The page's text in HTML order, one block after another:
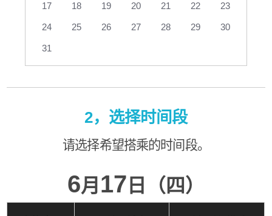
17 18 19 20 21 22 23
24 25 26 27 28 29 30
31
2，选择时间段
请选择希望搭乘的时间段。
6月 17 日（四）